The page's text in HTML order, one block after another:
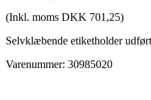
(Inkl. moms DKK 701,25)
Selvklæbende etiketholder
Varenummer: 30985020